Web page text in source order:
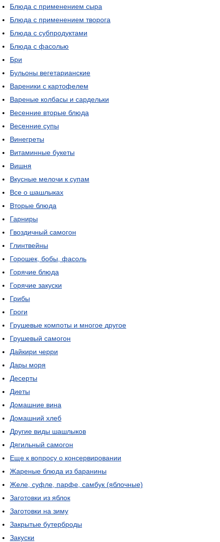
Блюда с применением сыра
Блюда с применением творога
Блюда с субпродуктами
Блюда с фасолью
Бри
Бульоны вегетарианские
Вареники с картофелем
Вареные колбасы и сардельки
Весенние вторые блюда
Весенние супы
Винегреты
Витаминные букеты
Вишня
Вкусные мелочи к супам
Все о шашлыках
Вторые блюда
Гарниры
Гвоздичный самогон
Глинтвейны
Горошек, бобы, фасоль
Горячие блюда
Горячие закуски
Грибы
Гроги
Грушевые компоты и многое другое
Грушевый самогон
Дайкири черри
Дары моря
Десерты
Диеты
Домашние вина
Домашний хлеб
Другие виды шашлыков
Дягильный самогон
Еще к вопросу о консервировании
Жареные блюда из баранины
Желе, суфле, парфе, самбук (яблочные)
Заготовки из яблок
Заготовки на зиму
Закрытые бутерброды
Закуски